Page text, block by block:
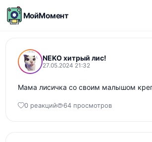
МойМомент
NEKO хитрый лис!
27.05.2024 21:32
Мама лисичка со своим малышом
0 реакций 64 просмотров